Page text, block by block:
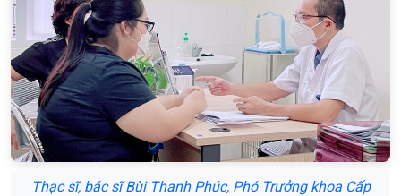
Thạc sĩ, bác sĩ Bùi Thanh Phúc, Phó Trưởng khoa Cấp